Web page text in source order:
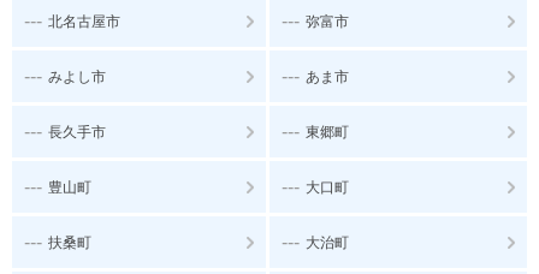
--- 北名古屋市 --- 弥富市
--- みよし市 --- あま市
--- 長久手市 --- 東郷町
--- 豊山町 --- 大口町
--- 扶桑町 --- 大治町